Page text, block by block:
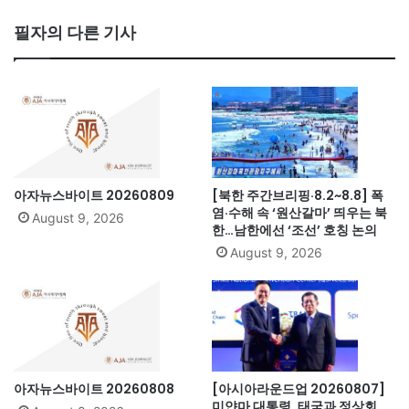
필자의 다른 기사
아자뉴스바이트 20260809
August 9, 2026
[북한 주간브리핑·8.2~8.8] 폭
염·수해 속 ‘원산갈마’ 띄우는 북
한…남한에선 ‘조선’ 호칭 논의
August 9, 2026
아자뉴스바이트 20260808
[아시아라운드업 20260807]